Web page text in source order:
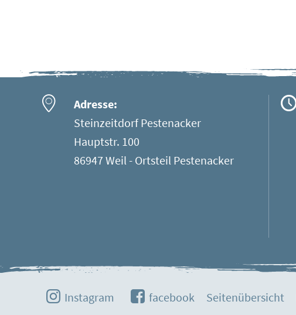
Adresse:
Steinzeitdorf Pestenacker
Hauptstr. 100
86947 Weil - Ortsteil Pestenacker
Instagram facebook Seitenübersicht